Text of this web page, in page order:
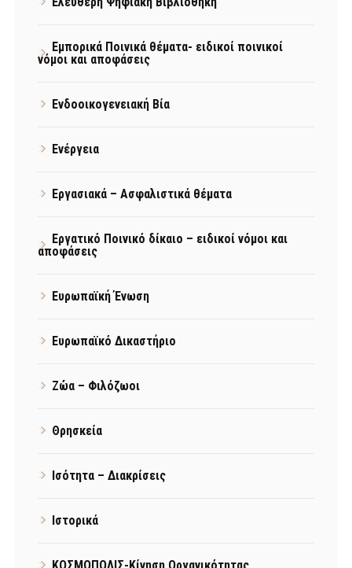
Εμπορικά Ποινικά θέματα- ειδικοί ποινικοί
νόμοι και αποφάσεις
Ενδοοικογενειακή Βία
Ενέργεια
Εργασιακά – Ασφαλιστικά θέματα
Εργατικό Ποινικό δίκαιο – ειδικοί νόμοι και
αποφάσεις
Ευρωπαϊκή Ένωση
Ευρωπαϊκό Δικαστήριο
Ζώα – Φιλόζωοι
Θρησκεία
Ισότητα – Διακρίσεις
Ιστορικά